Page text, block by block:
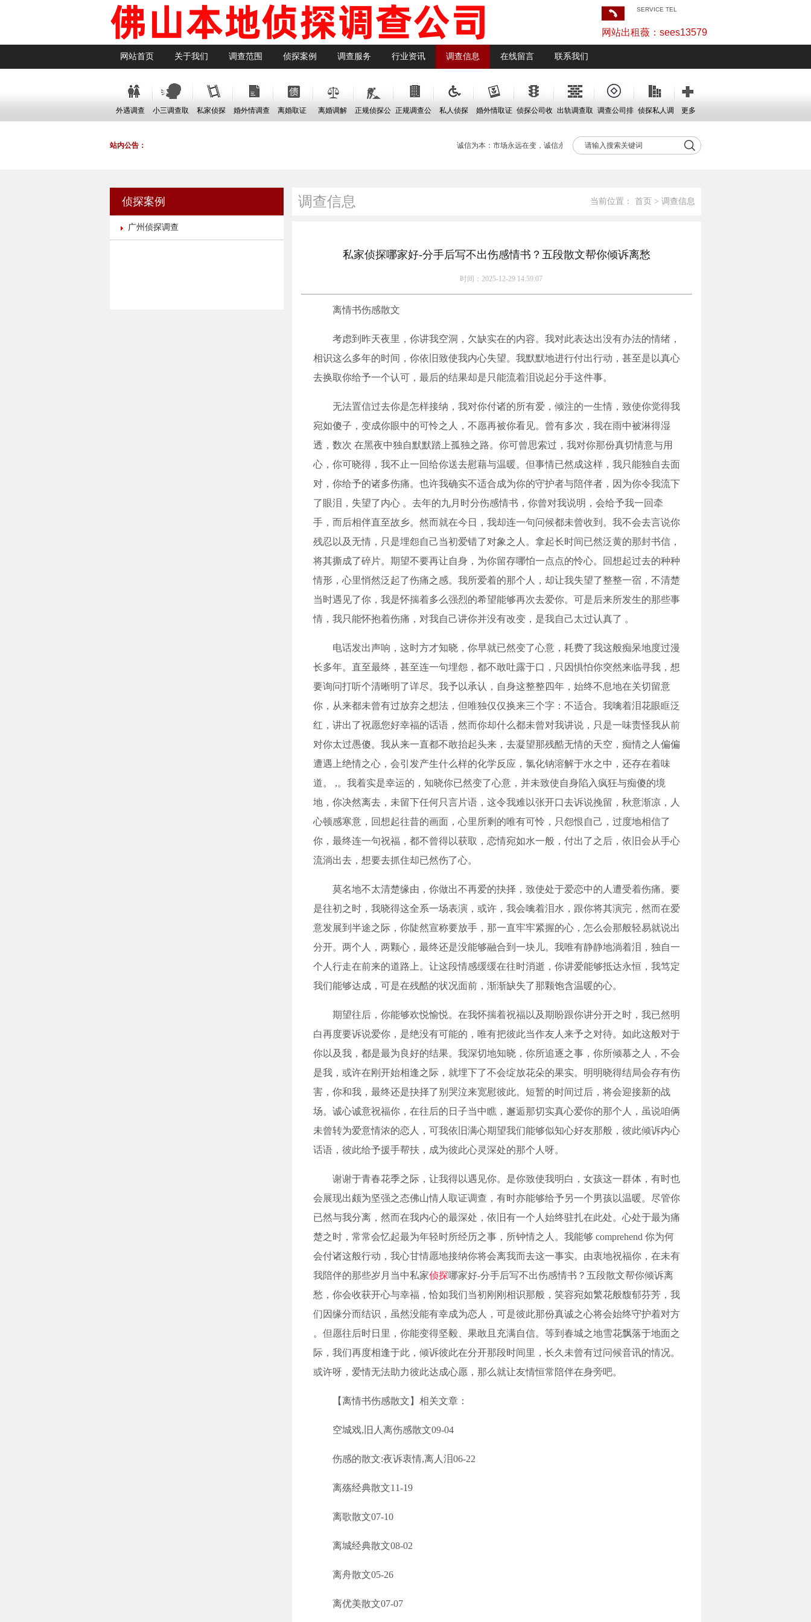
SERVICE TEL
网站出租薇：sees13579
网站首页 关于我们 调查范围 侦探案例 调查服务 行业资讯 调查信息 在线留言 联系我们
外遇调查 小三调查取 私家侦探 婚外情调查 离婚取证 离婚调解 正规侦探公 正规调查公 私人侦探 婚外情取证 侦探公司收 出轨调查取 调查公司排 侦探私人调 更多
站内公告： 诚信为本：市场永远在变，诚信永远不变。
侦探案例
广州侦探调查
调查信息 当前位置： 首页 > 调查信息
私家侦探哪家好-分手后写不出伤感情书？五段散文帮你倾诉离愁
时间：2025-12-29 14:59:07
离情书伤感散文
考虑到昨天夜里，你讲我空洞，欠缺实在的内容。我对此表达出没有办法的情绪，
相识这么多年的时间，你依旧致使我内心失望。我默默地进行付出行动，甚至是以真心
去换取你给予一个认可，最后的结果却是只能流着泪说起分手这件事。
无法置信过去你是怎样接纳，我对你付诸的所有爱，倾注的一生情，致使你觉得我
宛如傻子，变成你眼中的可怜之人，不愿再被你看见。曾有多次，我在雨中被淋得湿
透，数次 在黑夜中独自默默踏上孤独之路。你可曾思索过，我对你那份真切情意与用
心，你可晓得，我不止一回给你送去慰藉与温暖。但事情已然成这样，我只能独自去面
对，你给予的诸多伤痛。也许我确实不适合成为你的守护者与陪伴者，因为你令我流下
了眼泪，失望了内心 。去年的九月时分伤感情书，你曾对我说明，会给予我一回牵
手，而后相伴直至故乡。然而就在今日，我却连一句问候都未曾收到。我不会去言说你
残忍以及无情，只是埋怨自己当初爱错了对象之人。拿起长时间已然泛黄的那封书信，
将其撕成了碎片。期望不要再让自身，为你留存哪怕一点点的怜心。回想起过去的种种
情形，心里悄然泛起了伤痛之感。我所爱着的那个人，却让我失望了整整一宿，不清楚
当时遇见了你，我是怀揣着多么强烈的希望能够再次去爱你。可是后来所发生的那些事
情，我只能怀抱着伤痛，对我自己讲你并没有改变，是我自己太过认真了 。
电话发出声响，这时方才知晓，你早就已然变了心意，耗费了我这般痴呆地度过漫
长多年。直至最终，甚至连一句埋怨，都不敢吐露于口，只因惧怕你突然来临寻我，想
要询问打听个清晰明了详尽。我予以承认，自身这整整四年，始终不息地在关切留意
你，从来都未曾有过放弃之想法，但唯独仅仅换来三个字：不适合。我噙着泪花眼眶泛
红，讲出了祝愿您好幸福的话语，然而你却什么都未曾对我讲说，只是一味责怪我从前
对你太过愚傻。我从来一直都不敢抬起头来，去凝望那残酷无情的天空，痴情之人偏偏
遭遇上绝情之心，会引发产生什么样的化学反应，氯化钠溶解于水之中，还存在着味
道。 ,。我着实是幸运的，知晓你已然变了心意，并未致使自身陷入疯狂与痴傻的境
地，你决然离去，未留下任何只言片语，这令我难以张开口去诉说挽留，秋意渐凉，人
心顿感寒意，回想起往昔的画面，心里所剩的唯有可怜，只怨恨自己，过度地相信了
你，最终连一句祝福，都不曾得以获取，恋情宛如水一般，付出了之后，依旧会从手心
流淌出去，想要去抓住却已然伤了心。
莫名地不太清楚缘由，你做出不再爱的抉择，致使处于爱恋中的人遭受着伤痛。要
是往初之时，我晓得这全系一场表演，或许，我会噙着泪水，跟你将其演完，然而在爱
意发展到半途之际，你陡然宣称要放手，那一直牢牢紧握的心，怎么会那般轻易就说出
分开。两个人，两颗心，最终还是没能够融合到一块儿。我唯有静静地淌着泪，独自一
个人行走在前来的道路上。让这段情感缓缓在往时消逝，你讲爱能够抵达永恒，我笃定
我们能够达成，可是在残酷的状况面前，渐渐缺失了那颗饱含温暖的心。
期望往后，你能够欢悦愉悦。在我怀揣着祝福以及期盼跟你讲分开之时，我已然明
白再度要诉说爱你，是绝没有可能的，唯有把彼此当作友人来予之对待。如此这般对于
你以及我，都是最为良好的结果。我深切地知晓，你所追逐之事，你所倾慕之人，不会
是我，或许在刚开始相逢之际，就埋下了不会绽放花朵的果实。明明晓得结局会存有伤
害，你和我，最终还是抉择了别哭泣来宽慰彼此。短暂的时间过后，将会迎接新的战
场。诚心诚意祝福你，在往后的日子当中瞧，邂逅那切实真心爱你的那个人，虽说咱俩
未曾转为爱意情浓的恋人，可我依旧满心期望我们能够似知心好友那般，彼此倾诉内心
话语，彼此给予援手帮扶，成为彼此心灵深处的那个人呀。
谢谢于青春花季之际，让我得以遇见你。是你致使我明白，女孩这一群体，有时也
会展现出颇为坚强之态佛山情人取证调查，有时亦能够给予另一个男孩以温暖。尽管你
已然与我分离，然而在我内心的最深处，依旧有一个人始终驻扎在此处。心处于最为痛
楚之时，常常会忆起最为年轻时所经历之事，所钟情之人。我能够 comprehend 你为何
会付诸这般行动，我心甘情愿地接纳你将会离我而去这一事实。由衷地祝福你，在未有
我陪伴的那些岁月当中私家侦探哪家好-分手后写不出伤感情书？五段散文帮你倾诉离
愁，你会收获开心与幸福，恰如我们当初刚刚相识那般，笑容宛如繁花般馥郁芬芳，我
们因缘分而结识，虽然没能有幸成为恋人，可是彼此那份真诚之心将会始终守护着对方
。但愿往后时日里，你能变得坚毅、果敢且充满自信。等到春城之地雪花飘落于地面之
际，我们再度相逢于此，倾诉彼此在分开那段时间里，长久未曾有过问候音讯的情况。
或许呀，爱情无法助力彼此达成心愿，那么就让友情恒常陪伴在身旁吧。
【离情书伤感散文】相关文章：
空城戏,旧人离伤感散文09-04
伤感的散文:夜诉衷情,离人泪06-22
离殇经典散文11-19
离歌散文07-10
离城经典散文08-02
离舟散文05-26
离优美散文07-07